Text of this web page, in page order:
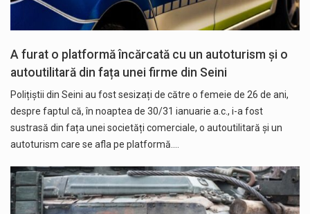
A furat o platformă încărcată cu un autoturism și o
autoutilitară din fața unei firme din Seini
Polițiștii din Seini au fost sesizați de către o femeie de 26 de ani,
despre faptul că, în noaptea de 30/31 ianuarie a.c., i-a fost
sustrasă din fața unei societăți comerciale, o autoutilitară și un
autoturism care se afla pe platformă.…